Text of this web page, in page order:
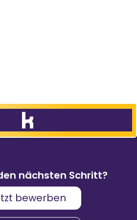
4,2
nächsten Schritt?
bewerben